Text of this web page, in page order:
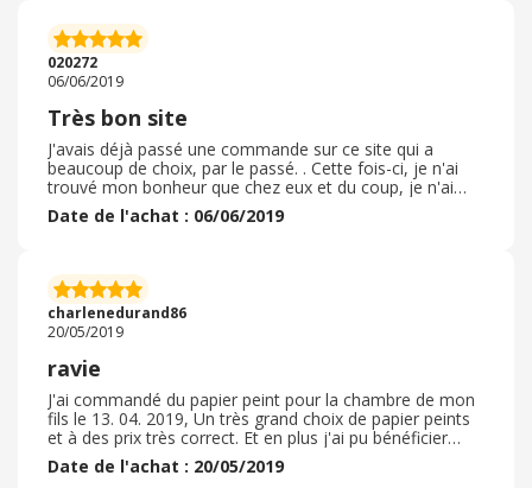
niveau de ce que je pensais. Je n'ai pas eu besoin de
retourner ma commande car tout était ok Si j'ai besoin
de racheter des rideaux, je regarderai en premier ce site
020272
06/06/2019
Très bon site
J'avais déjà passé une commande sur ce site qui a
beaucoup de choix, par le passé. . Cette fois-ci, je n'ai
trouvé mon bonheur que chez eux et du coup, je n'ai
pas hésité une seule seconde pour commander. Leur
site est très facile, ma commande a été rapide a
bien coupés mais je m'en doutais car je n'avais pas pris
des produits très chers donc je m'en doutais mais
malgré tout, le rapport qualité prix est présent.
Date de l'achat : 06/06/2019
charlenedurand86
20/05/2019
ravie
J'ai commandé du papier peint pour la chambre de mon
fils le 13. 04. 2019, Un très grand choix de papier peints
et à des prix très correct. Et en plus j'ai pu bénéficier
d'une réduction grace à un code promo. Concernant le
délais de livraison il a été plutot long par rapport à se
Date de l'achat : 20/05/2019